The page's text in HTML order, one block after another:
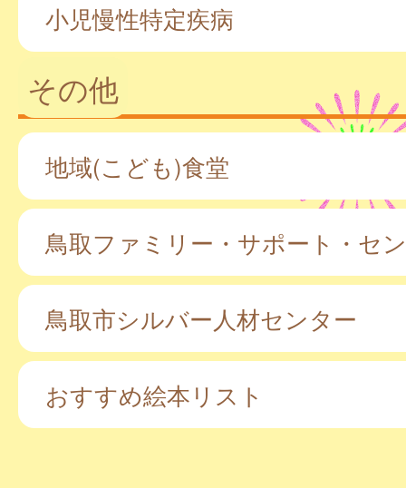
小児慢性特定疾病
その他
地域(こども)食堂
鳥取ファミリー・サポート・セ
鳥取市シルバー人材センター
おすすめ絵本リスト